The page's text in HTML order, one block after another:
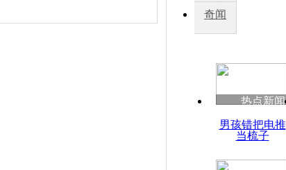
秀
奇闻
热点新闻
男孩错把电推
当梳子